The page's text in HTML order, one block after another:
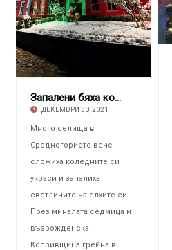
Запалени бяха коледните светлини и в Копривщи
ДЕКЕМВРИ 30, 2021
Много селища в
Средногорието вече
сложиха коледните си
украси и запалиха
светлините на елхите си.
През миналата седмица и
възрожденска
Копривщица грейна в